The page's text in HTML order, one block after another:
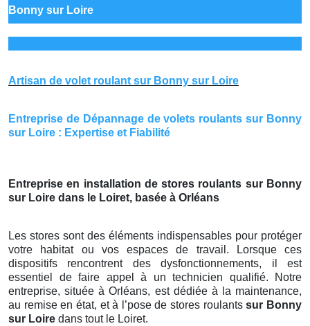
Bonny sur Loire
Artisan de volet roulant sur Bonny sur Loire
Entreprise de Dépannage de volets roulants sur Bonny
sur Loire : Expertise et Fiabilité
Entreprise en installation de stores roulants sur Bonny
sur Loire dans le Loiret, basée à Orléans
Les stores sont des éléments indispensables pour protéger
votre habitat ou vos espaces de travail. Lorsque ces
dispositifs rencontrent des dysfonctionnements, il est
essentiel de faire appel à un technicien qualifié. Notre
entreprise, située à Orléans, est dédiée à la maintenance,
au remise en état, et à l’pose de stores roulantssur Bonny
sur Loire dans tout le Loiret.